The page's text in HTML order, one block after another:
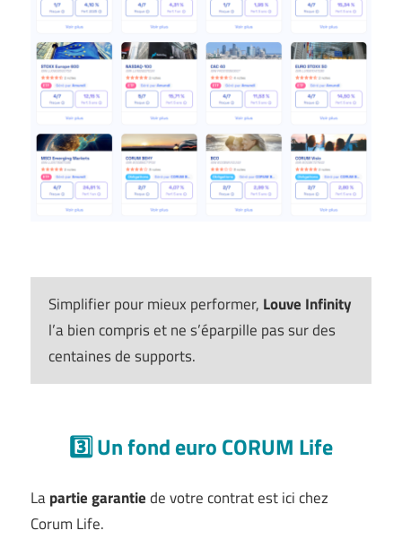
Simplifier pour mieux performer, Louve Infinity
l’a bien compris et ne s’éparpille pas sur des
centaines de supports.
3️⃣ Un fond euro CORUM Life
Lapartie garantiede votre contrat est ici chez
Corum Life.